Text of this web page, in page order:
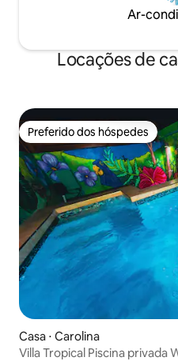
Ar-
Locações de
Preferido dos hóspedes
Preferido dos hóspedes
Casa ⋅ Carolina
Villa Tropical Piscina